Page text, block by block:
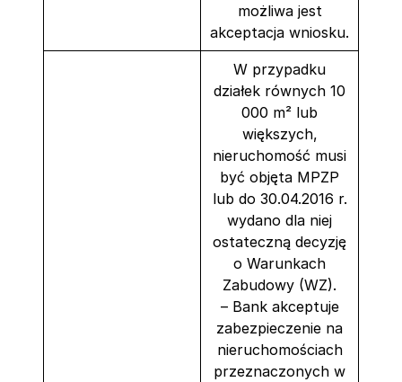
możliwa jest
akceptacja wniosku.
W przypadku
działek równych 10
000 m² lub
większych,
nieruchomość musi
być objęta MPZP
lub do 30.04.2016 r.
wydano dla niej
ostateczną decyzję
o Warunkach
Zabudowy (WZ).
– Bank akceptuje
zabezpieczenie na
nieruchomościach
przeznaczonych w